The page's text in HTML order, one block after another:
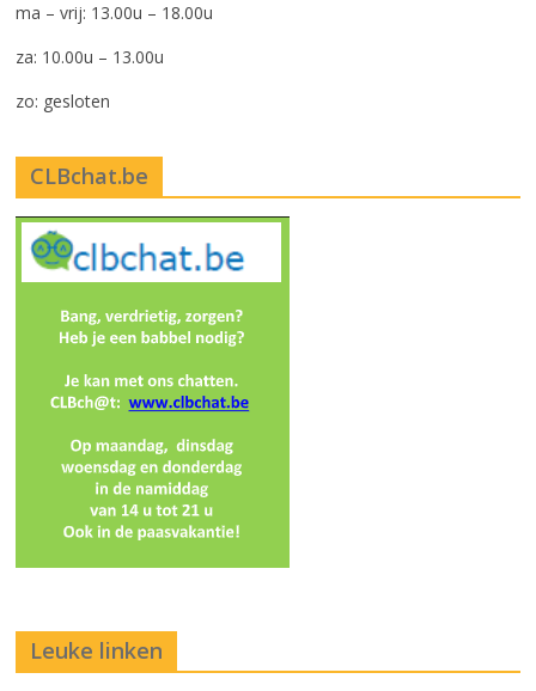
ma – vrij: 13.00u – 18.00u
za: 10.00u – 13.00u
zo: gesloten
CLBchat.be
Leuke linken